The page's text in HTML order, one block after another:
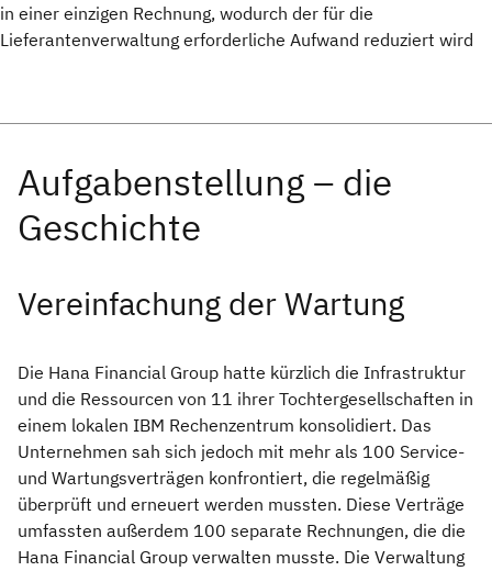
in einer einzigen Rechnung, wodurch der für die
Lieferantenverwaltung erforderliche Aufwand reduziert wird
Vereinfachung der Wartung
Die Hana Financial Group hatte kürzlich die Infrastruktur
und die Ressourcen von 11 ihrer Tochtergesellschaften in
einem lokalen IBM Rechenzentrum konsolidiert. Das
Unternehmen sah sich jedoch mit mehr als 100 Service-
und Wartungsverträgen konfrontiert, die regelmäßig
überprüft und erneuert werden mussten. Diese Verträge
umfassten außerdem 100 separate Rechnungen, die die
Hana Financial Group verwalten musste. Die Verwaltung